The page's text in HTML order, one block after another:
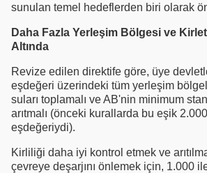
sunulan temel hedeflerden biri olarak
Daha Fazla Yerleşim Bölgesi ve
Altında
Revize edilen direktife göre, üye
eşdeğeri üzerindeki tüm yerleşim
suları toplamalı ve AB'nin minimum
arıtmalı (önceki kurallarda bu eşik
eşdeğeriydi).
Kirliliği daha iyi kontrol etmek ve
çevreye deşarjını önlemek için, 1.000